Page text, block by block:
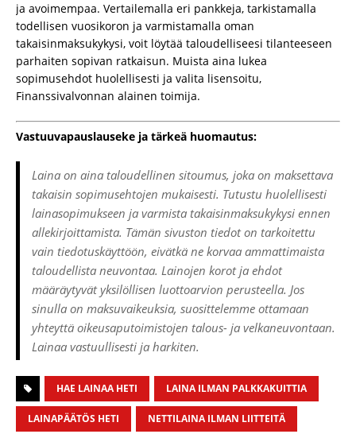
ja avoimempaa. Vertailemalla eri pankkeja, tarkistamalla
todellisen vuosikoron ja varmistamalla oman
takaisinmaksukykysi, voit löytää taloudelliseesi tilanteeseen
parhaiten sopivan ratkaisun. Muista aina lukea
sopimusehdot huolellisesti ja valita lisensoitu,
Finanssivalvonnan alainen toimija.
Vastuuvapauslauseke ja tärkeä huomautus:
Laina on aina taloudellinen sitoumus, joka on maksettava
takaisin sopimusehtojen mukaisesti. Tutustu huolellisesti
lainasopimukseen ja varmista takaisinmaksukykysi ennen
allekirjoittamista. Tämän sivuston tiedot on tarkoitettu
vain tiedotuskäyttöön, eivätkä ne korvaa ammattimaista
taloudellista neuvontaa. Lainojen korot ja ehdot
määräytyvät yksilöllisen luottoarvion perusteella. Jos
sinulla on maksuvaikeuksia, suosittelemme ottamaan
yhteyttä oikeusaputoimistojen talous- ja velkaneuvontaan.
Lainaa vastuullisesti ja harkiten.
HAE LAINAA HETI LAINA ILMAN PALKKAKUITTIA
LAINAPÄÄTÖS HETI NETTILAINA ILMAN LIITTEITÄ